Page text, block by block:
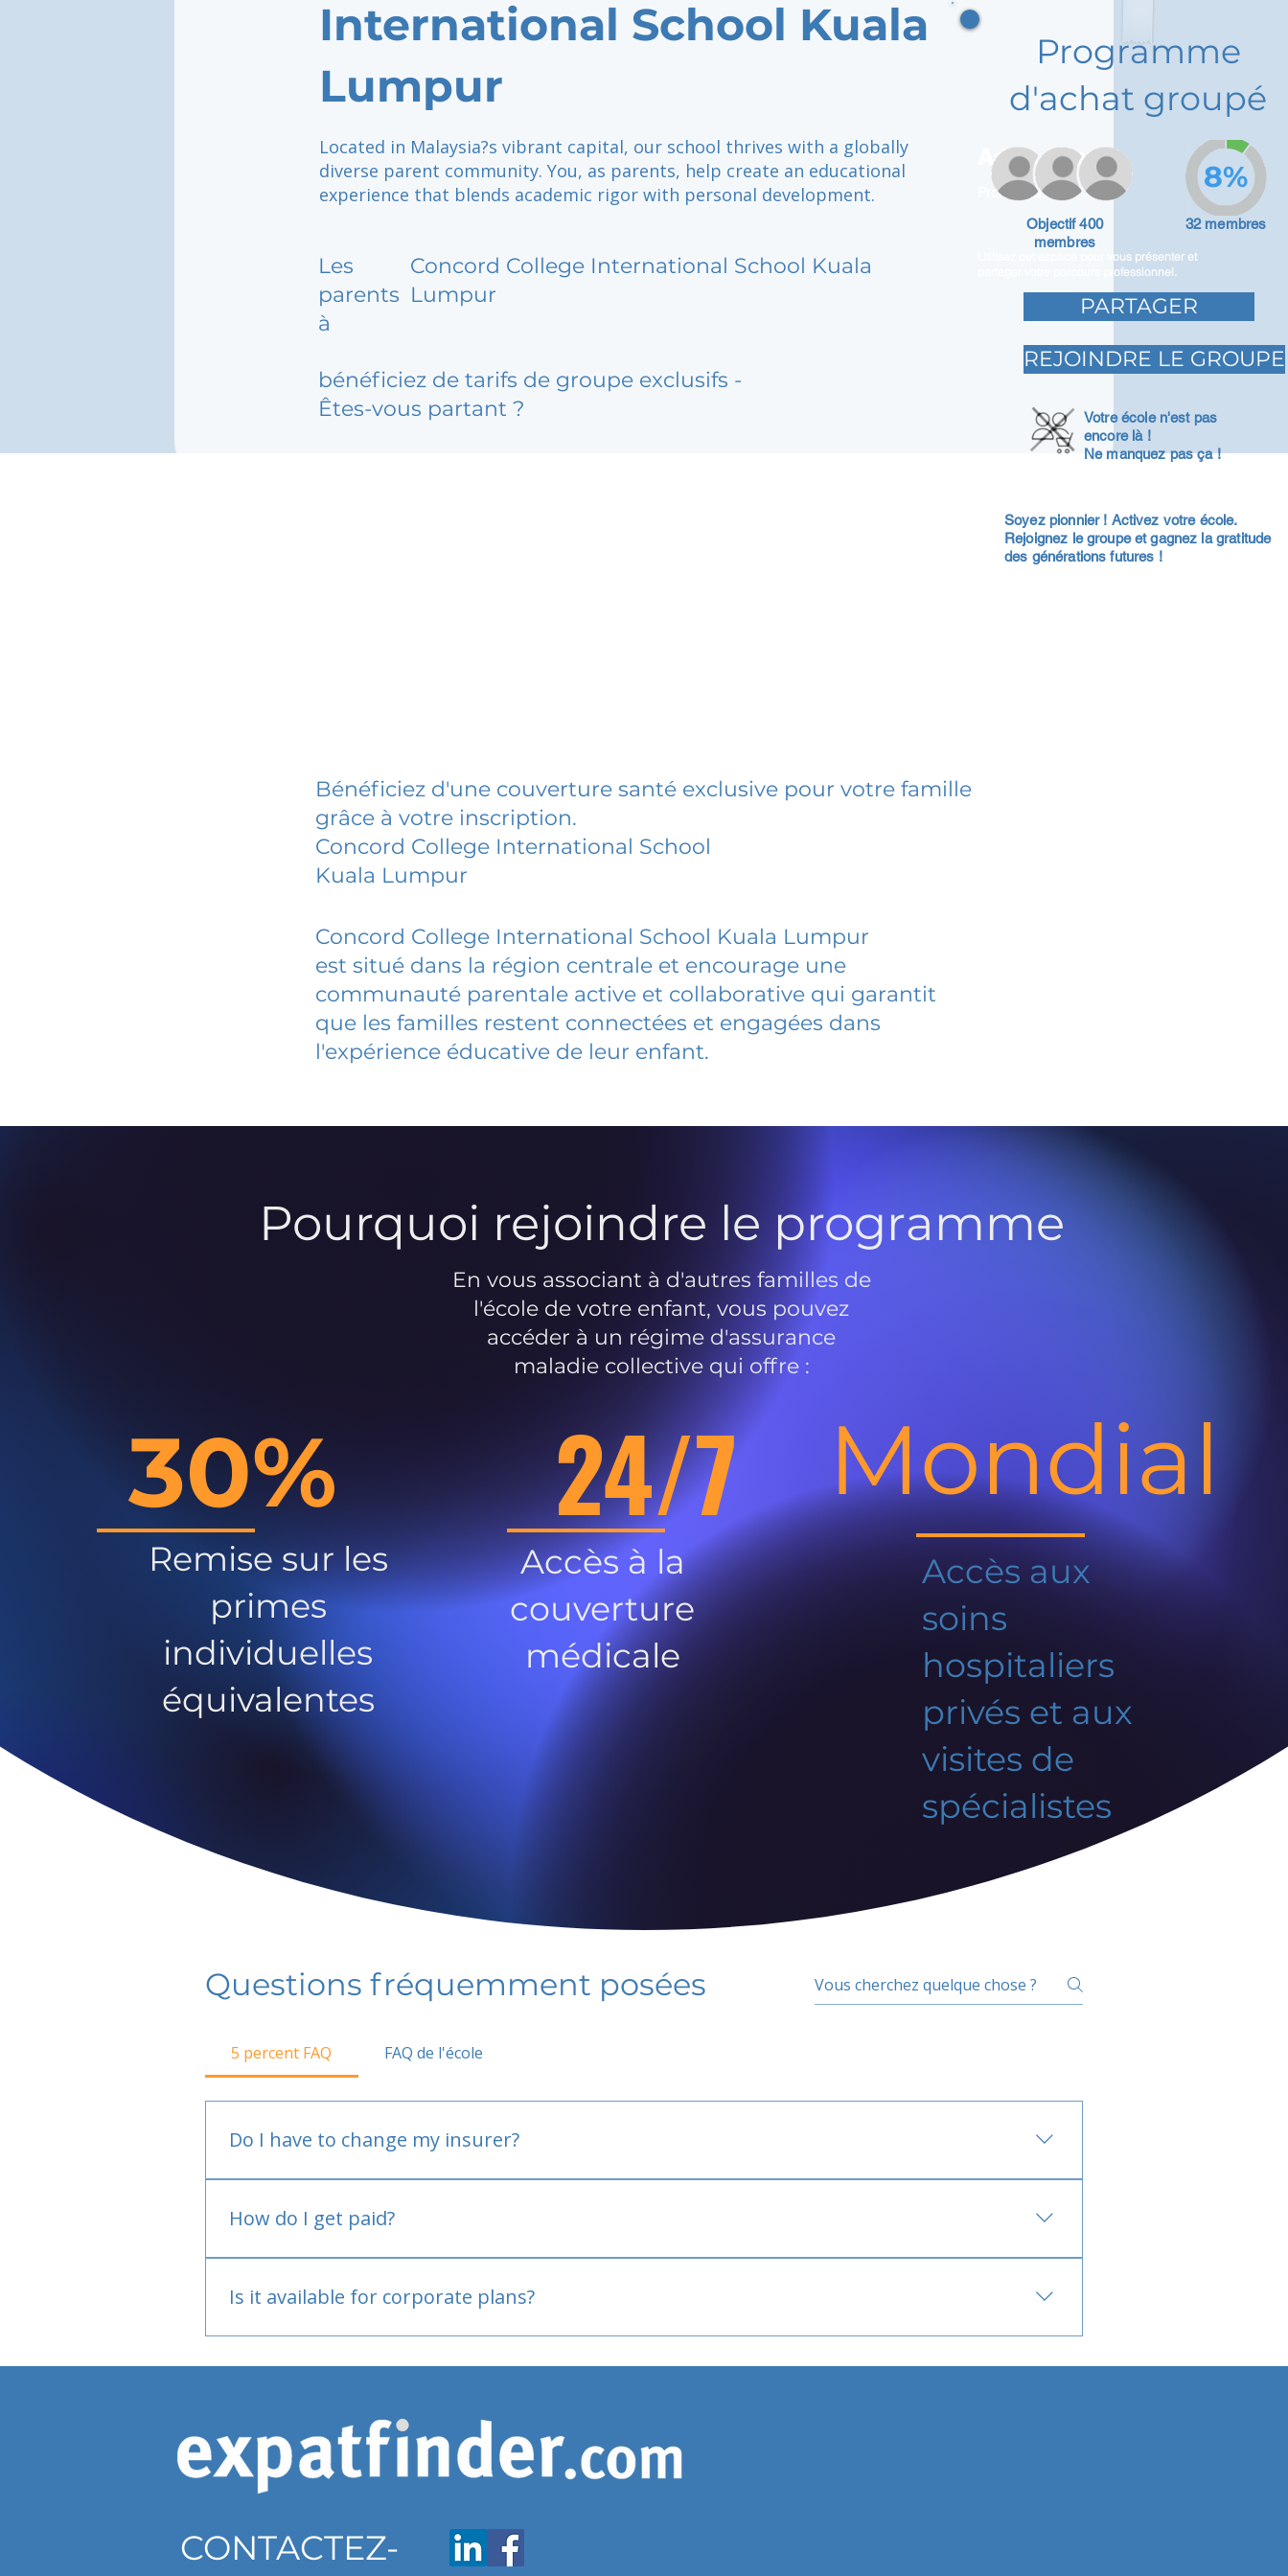
International School Kuala
Lumpur
Located in Malaysia?s vibrant capital, our school thrives with a globally
diverse parent community. You, as parents, help create an educational
experience that blends academic rigor with personal development.
Les
parents
à
Concord College International School Kuala
Lumpur
bénéficiez de tarifs de groupe exclusifs -
Êtes-vous partant ?
Adam Caar
Promoteur
Utilisez cet espace pour vous présenter et
partager votre parcours professionnel.
Programme
d'achat groupé
Objectif 400
membres
32 membres
8%
PARTAGER
REJOINDRE LE GROUPE
Votre école n'est pas
encore là !
Ne manquez pas ça !
Soyez pionnier ! Activez votre école.
Rejoignez le groupe et gagnez la gratitude
des générations futures !
Bénéficiez d'une couverture santé exclusive pour votre famille
grâce à votre inscription.
Concord College International School
Kuala Lumpur
Concord College International School Kuala Lumpur
est situé dans la région centrale et encourage une
communauté parentale active et collaborative qui garantit
que les familles restent connectées et engagées dans
l'expérience éducative de leur enfant.
Pourquoi rejoindre le programme
En vous associant à d'autres familles de
l'école de votre enfant, vous pouvez
accéder à un régime d'assurance
maladie collective qui offre :
30%
Remise sur les
primes
individuelles
équivalentes
24/7
Accès à la
couverture
médicale
Mondial
Accès aux
soins
hospitaliers
privés et aux
visites de
spécialistes
Questions fréquemment posées
5 percent FAQ FAQ de l'école
Do I have to change my insurer?
How do I get paid?
Is it available for corporate plans?
CONTACTEZ-